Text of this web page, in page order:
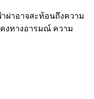
ผ่าอาจสะท้อนถึงความ
งทางอารมณ์ ความ